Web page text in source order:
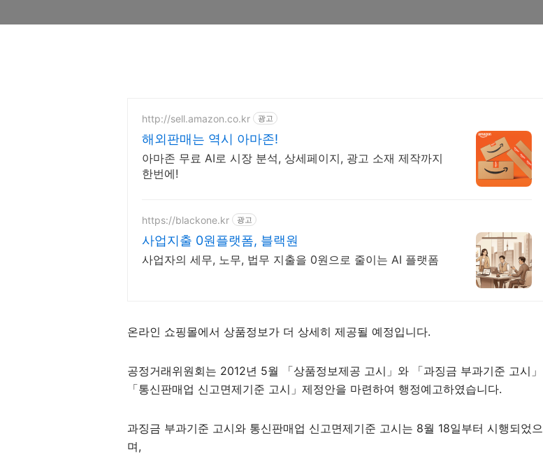
http://sell.amazon.co.kr 광고
해외판매는 역시 아마존!
아마존 무료 AI로 시장 분석, 상세페이지, 광고 소재 제작까지
한번에!
https://blackone.kr 광고
사업지출 0원플랫폼, 블랙원
사업자의 세무, 노무, 법무 지출을 0원으로 줄이는 AI 플랫폼
온라인 쇼핑몰에서 상품정보가 더 상세히 제공될 예정입니다.
공정거래위원회는 2012년 5월 「상품정보제공 고시」와 「과징금 부과기준 고시」
「통신판매업 신고면제기준 고시」제정안을 마련하여 행정예고하였습니다.
과징금 부과기준 고시와 통신판매업 신고면제기준 고시는 8월 18일부터 시행되었으
며,